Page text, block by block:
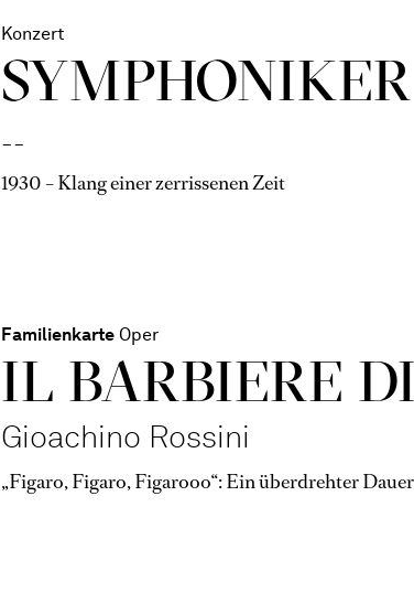
Konzert
--
1930 – Klang einer zerrissenen Zeit
Familienkarte Oper
IL BARBIERE
Gioachino Rossini
„Figaro, Figaro, Figarooo“: Ein überdrehter